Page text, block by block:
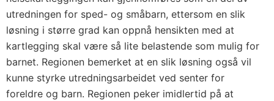
utredningen for sped- og småbarn, ettersom en slik
løsning i større grad kan oppnå hensikten med at
kartlegging skal være så lite belastende som mulig for
barnet. Regionen bemerket at en slik løsning også vil
kunne styrke utredningsarbeidet ved senter for
foreldre og barn. Regionen peker imidlertid på at